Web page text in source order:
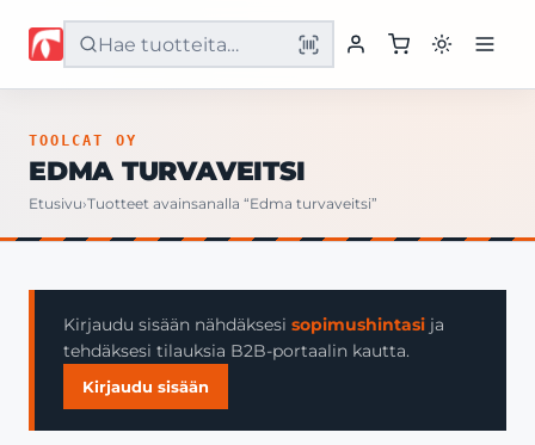
Etusivu
Yritys
Yhteystiedot
TOOLCAT OY
EDMA TURVAVEITSI
Etusivu›Tuotteet avainsanalla “Edma turvaveitsi”
Kirjaudu sisään nähdäksesi sopimushintasi ja
tehdäksesi tilauksia B2B-portaalin kautta.
Kirjaudu sisään